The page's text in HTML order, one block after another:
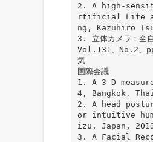
2. A high-
rtificial Life
ng, Kazuhiro
3. 立体カメラ：全
Vol.131、No.2、
気
国際会議
1. A 3-D
4, Bangkok,
2. A head
or intuitive
izu, Japan,
3. A Facial